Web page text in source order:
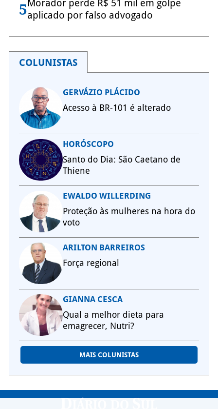
5Morador perde R$ 51 mil em golpe
aplicado por falso advogado
COLUNISTAS
GERVÁZIO PLÁCIDO
Acesso à BR-101 é alterado
HORÓSCOPO
Santo do Dia: São Caetano de
Thiene
EWALDO WILLERDING
Proteção às mulheres na hora do
voto
ARILTON BARREIROS
Força regional
GIANNA CESCA
Qual a melhor dieta para
emagrecer, Nutri?
MAIS COLUNISTAS